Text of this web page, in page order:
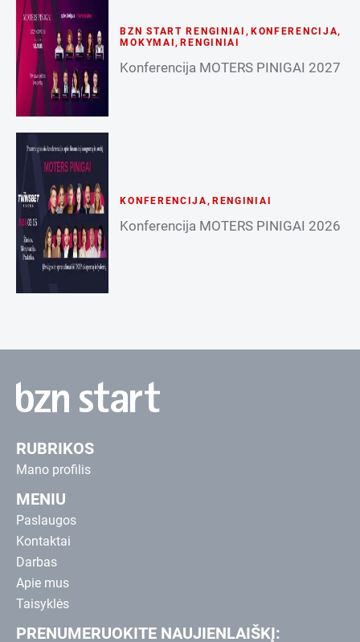
BZN START RENGINIAI , KONFERENCIJA,
MOKYMAI ,RENGINIAI
Konferencija MOTERS PINIGAI 2027
KONFERENCIJA, RENGINIAI
Konferencija MOTERS PINIGAI 2026
RUBRIKOS
Mano profilis
MENIU
Paslaugos
Kontaktai
Darbas
Apie mus
Taisyklės
PRENUMERUOKITE NAUJIENLAIŠKĮ: